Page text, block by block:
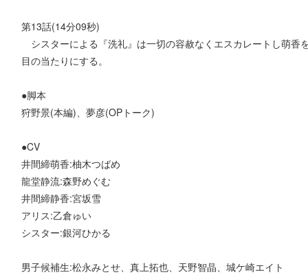
第13話(14分09秒)
シスターによる『洗礼』は一切の容赦なくエスカレートし萌香
目の当たりにする。
●脚本
狩野景(本編)、夢彦(OPトーク)
●CV
井間締萌香:柚木つばめ
龍堂静流:森野めぐむ
井間締静香:宮坂雪
アリス:乙倉ゅい
シスター:銀河ひかる
男子候補生:松永みとせ、真上拓也、天野智晶、城ケ崎エイト